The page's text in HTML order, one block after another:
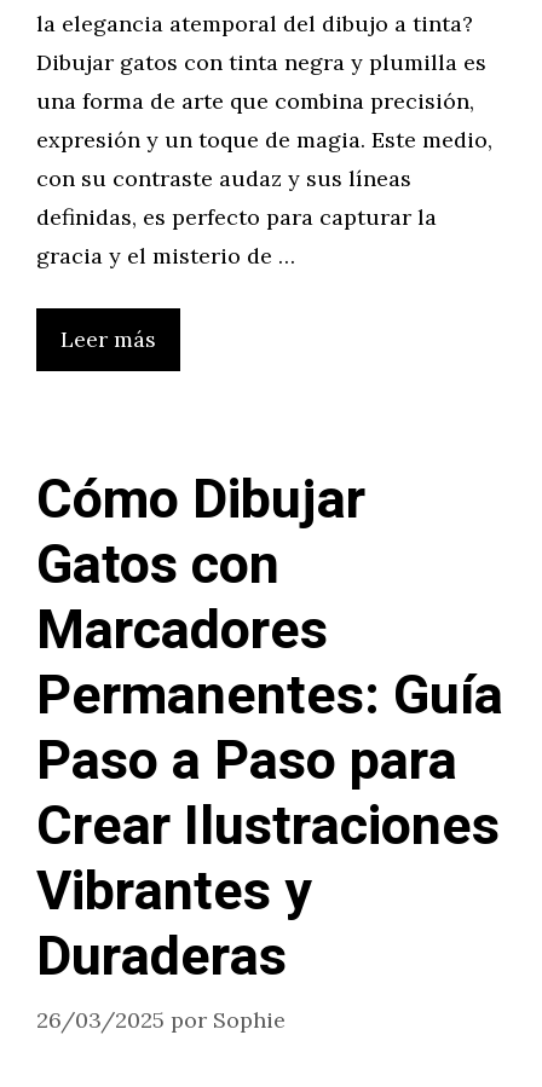
la elegancia atemporal del dibujo a tinta?
Dibujar gatos con tinta negra y plumilla es
una forma de arte que combina precisión,
expresión y un toque de magia. Este medio,
con su contraste audaz y sus líneas
definidas, es perfecto para capturar la
gracia y el misterio de …
Leer más
Cómo Dibujar
Gatos con
Marcadores
Permanentes: Guía
Paso a Paso para
Crear Ilustraciones
Vibrantes y
Duraderas
26/03/2025 por Sophie